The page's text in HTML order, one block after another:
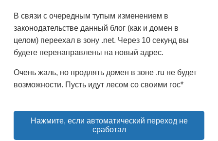
В связи с очередным тупым изменением в
законодательстве данный блог (как и домен в
целом) переехал в зону .net. Через 10 секунд вы
будете перенаправлены на новый адрес.
Очень жаль, но продлять домен в зоне .ru не будет
возможности. Пусть идут лесом со своими гос*
Нажмите, если автоматический переход не
сработал